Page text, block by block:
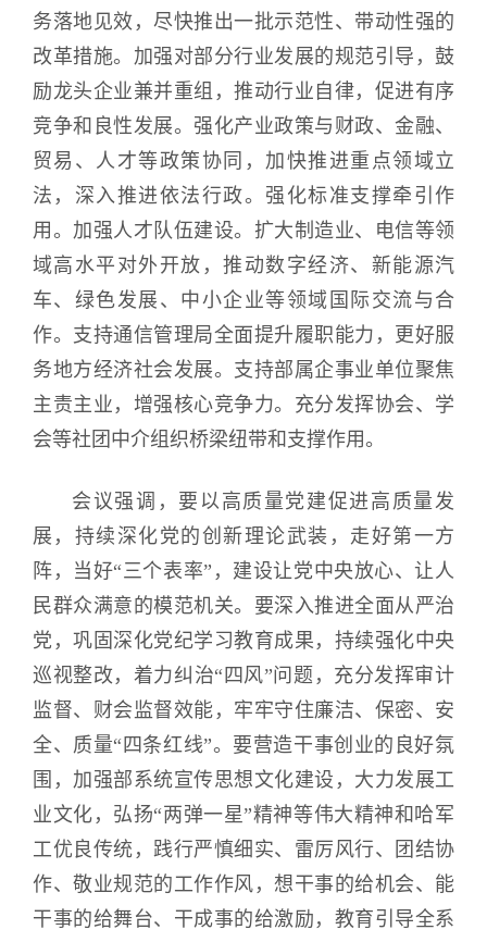
务落地见效，尽快推出一批示范性、带动性强的
改革措施。加强对部分行业发展的规范引导，鼓
励龙头企业兼并重组，推动行业自律，促进有序
竞争和良性发展。强化产业政策与财政、金融、
贸易、人才等政策协同，加快推进重点领域立
法，深入推进依法行政。强化标准支撑牵引作
用。加强人才队伍建设。扩大制造业、电信等领
域高水平对外开放，推动数字经济、新能源汽
车、绿色发展、中小企业等领域国际交流与合
作。支持通信管理局全面提升履职能力，更好服
务地方经济社会发展。支持部属企事业单位聚焦
主责主业，增强核心竞争力。充分发挥协会、学
会等社团中介组织桥梁纽带和支撑作用。
会议强调，要以高质量党建促进高质量发
展，持续深化党的创新理论武装，走好第一方
阵，当好“三个表率”，建设让党中央放心、让人
民群众满意的模范机关。要深入推进全面从严治
党，巩固深化党纪学习教育成果，持续强化中央
巡视整改，着力纠治“四风”问题，充分发挥审计
监督、财会监督效能，牢牢守住廉洁、保密、安
全、质量“四条红线”。要营造干事创业的良好氛
围，加强部系统宣传思想文化建设，大力发展工
业文化，弘扬“两弹一星”精神等伟大精神和哈军
工优良传统，践行严慎细实、雷厉风行、团结协
作、敬业规范的工作作风，想干事的给机会、能
干事的给舞台、干成事的给激励，教育引导全系